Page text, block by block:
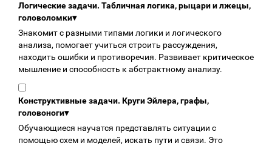
Логические задачи. Табличная логика, рыцари и лжецы,
головоломки▾
Знакомит с разными типами логики и логического
анализа, помогает учиться строить рассуждения,
находить ошибки и противоречия. Развивает критическое
мышление и способность к абстрактному анализу.
Конструктивные задачи. Круги Эйлера, графы,
головоноги▾
Обучающиеся научатся представлять ситуации с
помощью схем и моделей, искать пути и связи. Это